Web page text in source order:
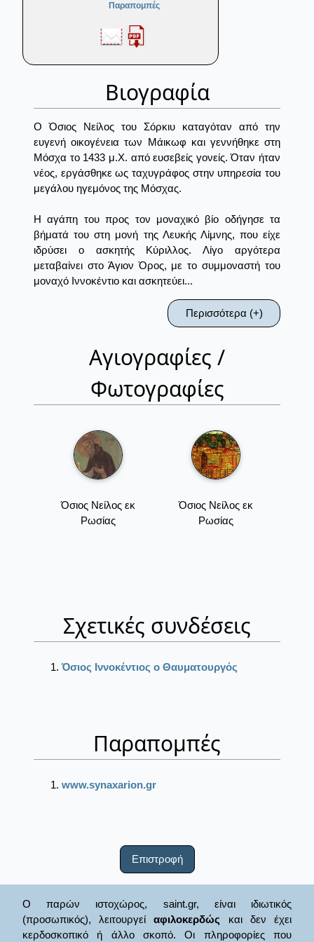
Παραπομπές
Βιογραφία
Ο Όσιος Νείλος του Σόρκιυ καταγόταν από την
ευγενή οικογένεια των Μάικωφ και γεννήθηκε στη
Μόσχα το 1433 μ.Χ. από ευσεβείς γονείς. Όταν ήταν
νέος, εργάσθηκε ως ταχυγράφος στην υπηρεσία του
μεγάλου ηγεμόνος της Μόσχας.
Η αγάπη του προς τον μοναχικό βίο οδήγησε τα
βήματά του στη μονή της Λευκής Λίμνης, που είχε
ιδρύσει ο ασκητής Κύριλλος. Λίγο αργότερα
μεταβαίνει στο Άγιον Όρος, με το συμμοναστή του
μοναχό Ιννοκέντιο και ασκητεύει...
Περισσότερα (+)
Αγιογραφίες /
Φωτογραφίες
Όσιος Νείλος εκ
Ρωσίας
Όσιος Νείλος εκ
Ρωσίας
Σχετικές συνδέσεις
Όσιος Ιννοκέντιος ο Θαυματουργός
Παραπομπές
www.synaxarion.gr
Επιστροφή
Ο παρών ιστοχώρος, saint.gr, είναι ιδιωτικός
(προσωπικός), λειτουργείαφιλοκερδώς και δεν έχει
κερδοσκοπικό ή άλλο σκοπό. Οι πληροφορίες που